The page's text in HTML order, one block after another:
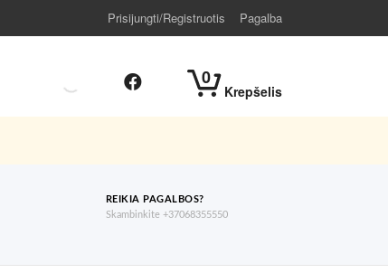
Prisijungti/Registruotis Pagalba
0
Krepšelis
REIKIA PAGALBOS?
Skambinkite +37068355550